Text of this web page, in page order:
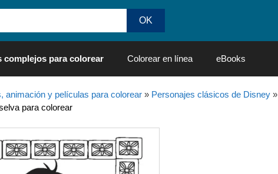
complejos para colorear Colorear en línea eBooks
animación y películas para colorear» Personajes clásicos de Disney»
para colorear